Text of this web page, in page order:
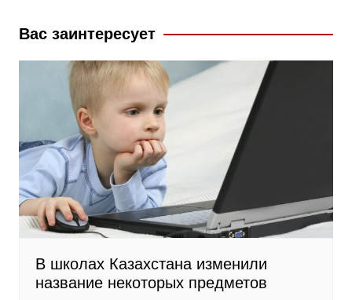
k
s
n
k
i
m
Вас заинтересует
В школах Казахстана изменили
название некоторых предметов